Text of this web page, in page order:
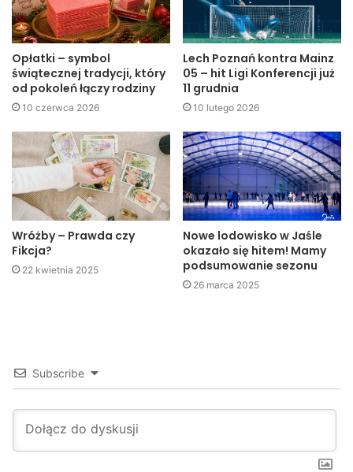
Murator Agnieszka Anielska.
do politycznego, ekonomicznego i społecznego postępu w
Panie dyskutowały na temat sytuacji kobiet w Polsce.
Opłatki – symbol
świątecznej tradycji, który
od pokoleń łączy rodziny
10 czerwca 2026
Lech Poznań kontra Mainz
05 – hit Ligi Konferencji już
11 grudnia
10 lutego 2026
Wróżby – Prawda czy
Fikcja?
22 kwietnia 2025
Nowe lodowisko w Jaśle
okazało się hitem! Mamy
podsumowanie sezonu
26 marca 2025
Subscribe